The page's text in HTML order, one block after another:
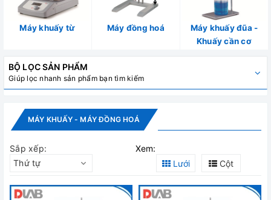
Máy khuấy từ Máy đồng hoá
Máy khuấy đũa -
Khuấy cần cơ
BỘ LỌC SẢN PHẨM
Giúp lọc nhanh sản phẩm bạn tìm kiếm
MÁY KHUẤY - MÁY ĐỒNG HOÁ
Sắp xếp:
Thứ tự
Xem:
Lưới
Cột